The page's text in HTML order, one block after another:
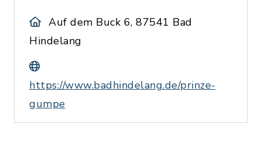
Auf dem Buck 6, 87541 Bad
Hindelang
https://www.badhindelang.de/prinze-
gumpe